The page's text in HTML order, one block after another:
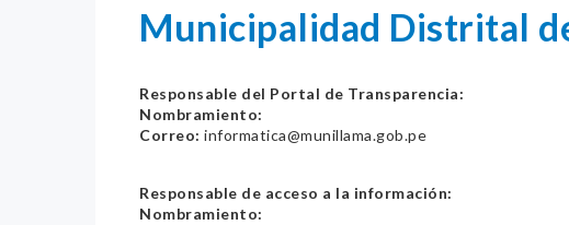
Municipalidad Distrital
Responsable del Portal de Transparencia:
Nombramiento:
Correo: informatica@munillama.gob.pe
Responsable de acceso a la información:
Nombramiento: